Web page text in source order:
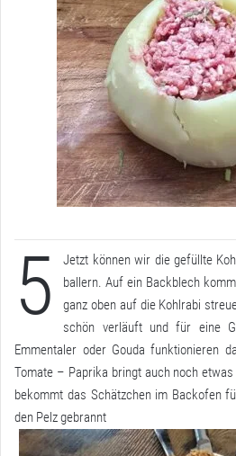
5
Jetzt können wir die gefüllte
ballern. Auf ein Backblech
ganz oben auf die Kohlrabi
schön verläuft und für eine
Emmentaler oder Gouda funktionieren
Tomate – Paprika bringt auch noch
bekommt das Schätzchen im Backofen
den Pelz gebrannt